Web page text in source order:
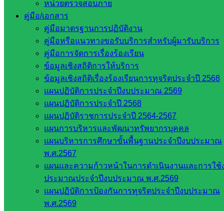
หน่วยตรวจสอบภาย
คู่มือ/เอกสาร
คู่มือมาตรฐานการปฏิบัติงาน
คู่มือหรือแนวทางขอรับบริการสำหรับผู้มารับบริการ
คู่มือการจัดการเรื่องร้องเรียน
ข้อมูลเชิงสถิติการให้บริการ
ข้อมูลเชิงสถิติเรื่องร้องเรียนการทุจริตประจำปี 2568
แผนปฏิบัติการประจำปีงบประมาณ 2569
แผนปฏิบัติการประจำปี 2568
แผนปฏิบัติราชการประจำปี 2564-2567
แผนการบริหารและพัฒนาทรัพยากรบุคคล
แผนบริหารการศึกษาขั้นพื้นฐานประจำปีงบประมาณ
พ.ศ.2567
แผนและความก้าวหน้าในการดำเนินงานและการใช้
ประมาณประจำปีงบประมาณ พ.ศ.2569
แผนปฏิบัติการป้องกันการทุจริตประจำปีงบประมาณ
พ.ศ.2569
ประชาสัมพันธ์ สพป.สระแก้ว เขต 2
Post Views: 376